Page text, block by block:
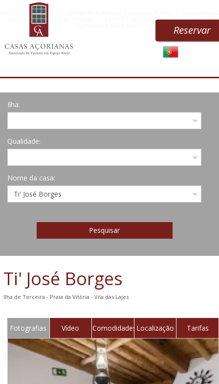
Reservar
Rural Tourism Azores * Landwirtschaftlicher Tourismus Azoren * Turismo Rural
nos Açores * Turismo rural en las Azores * Tourisme rural des Açores *
Ilha:
Qualidade:
Nome da casa:
Pesquisar
Ti' José Borges
Ilha de Terceira - Praia da Vitória - Vila das Lajes
Fotografias Vídeo Comodidades Localização Tarifas